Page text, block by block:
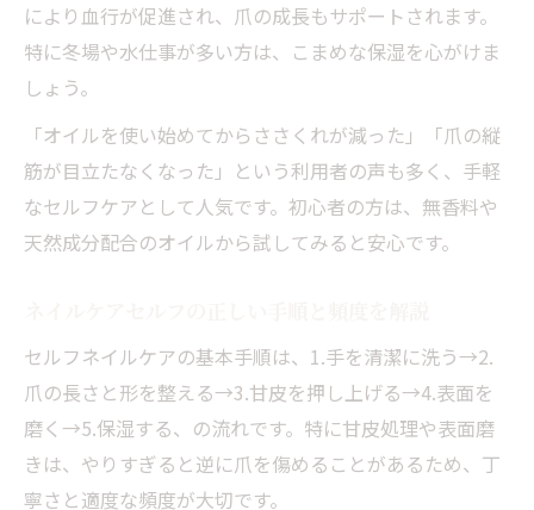
により血行が促進され、爪の成長もサポートされます。
特に冬場や水仕事が多い方は、こまめな保湿を心がけま
しょう。
「オイルを使い始めてからささくれが減った」「爪の縦
筋が目立たなくなった」という利用者の声も多く、手軽
なセルフケアとして人気です。初心者の方は、無香料や
天然成分配合のオイルから試してみると安心です。
セルフネイルケアの基本手順は、1.手を清潔に洗う→2.
爪の長さと形を整える→3.甘皮を押し上げる→4.表面を
磨く→5.保湿する、の流れです。特に甘皮処理や表面磨
きは、やりすぎると逆に爪を傷めることがあるため、丁
寧さと適度な頻度が大切です。